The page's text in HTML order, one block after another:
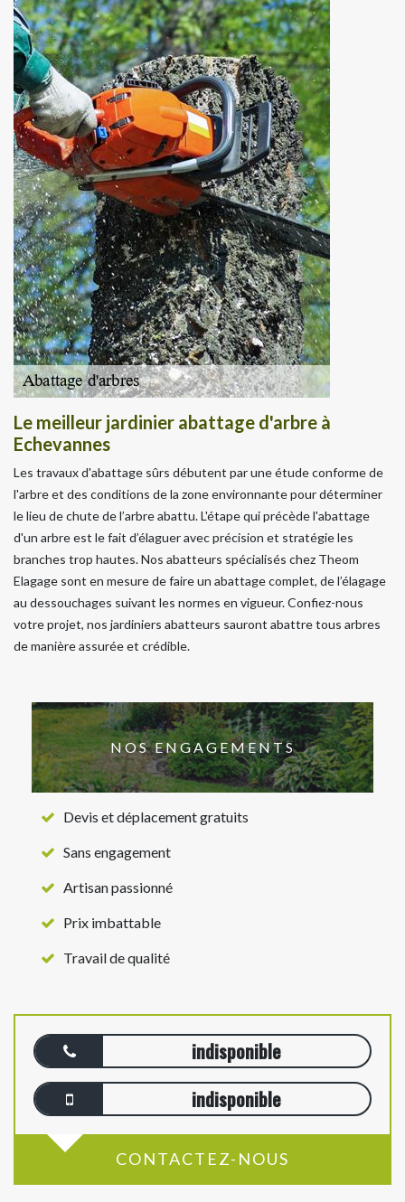
Le meilleur jardinier abattage d'arbre à
Echevannes
Les travaux d'abattage sûrs débutent par une étude conforme de
l'arbre et des conditions de la zone environnante pour déterminer
le lieu de chute de l’arbre abattu. L'étape qui précède l'abattage
d'un arbre est le fait d’élaguer avec précision et stratégie les
branches trop hautes. Nos abatteurs spécialisés chez Theom
Elagage sont en mesure de faire un abattage complet, de l’élagage
au dessouchages suivant les normes en vigueur. Confiez-nous
votre projet, nos jardiniers abatteurs sauront abattre tous arbres
de manière assurée et crédible.
NOS ENGAGEMENTS
Devis et déplacement gratuits
Sans engagement
Artisan passionné
Prix imbattable
Travail de qualité
indisponible
indisponible
CONTACTEZ-NOUS